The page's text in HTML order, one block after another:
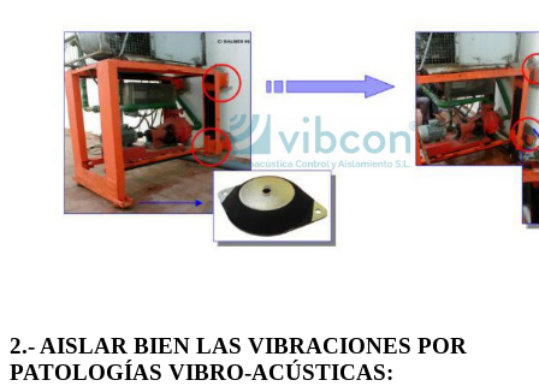
2.- AISLAR BIEN LAS VIBRACIONES POR
PATOLOGÍAS VIBRO-ACÚSTICAS: